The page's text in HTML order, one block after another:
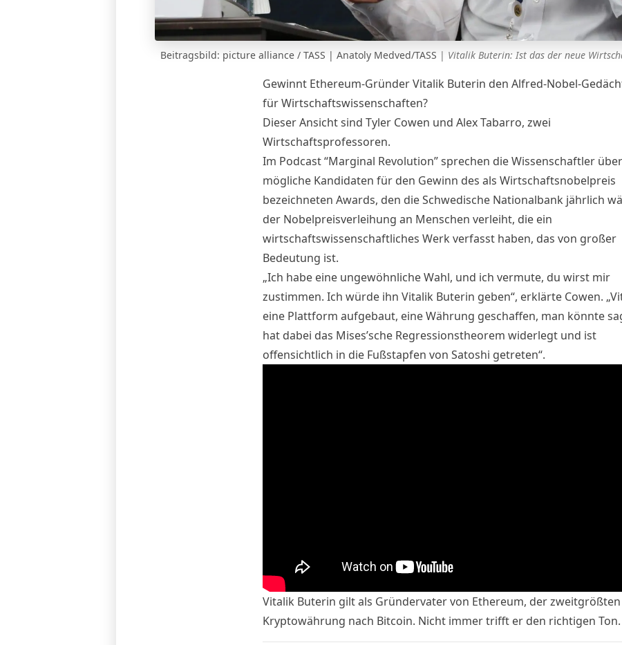
Beitragsbild: picture alliance / TASS | Anatoly Medved/TASS | Vitalik Buterin: Ist das der neue
Gewinnt Ethereum-Gründer Vitalik Buterin den Alfred-Nobel-
für Wirtschaftswissenschaften?
Dieser Ansicht sind Tyler Cowen und Alex Tabarro, zwei
Wirtschaftsprofessoren.
Im Podcast “Marginal Revolution” sprechen die Wissenschaftler über
mögliche Kandidaten für den Gewinn des als Wirtschaftsnobelpreis
bezeichneten Awards, den die Schwedische Nationalbank jährlich
der Nobelpreisverleihung an Menschen verleiht, die ein
wirtschaftswissenschaftliches Werk verfasst haben, das von großer
Bedeutung ist.
„Ich habe eine ungewöhnliche Wahl, und ich vermute, du wirst mir
zustimmen. Ich würde ihn Vitalik Buterin geben“, erklärte Cowen.
eine Plattform aufgebaut, eine Währung geschaffen, man könnte
hat dabei das Mises’sche Regressionstheorem widerlegt und ist
offensichtlich in die Fußstapfen von Satoshi getreten“.
Vitalik Buterin gilt als Gründervater von Ethereum, der zweitgrößten
Kryptowährung nach Bitcoin. Nicht immer trifft er den richtigen Ton.